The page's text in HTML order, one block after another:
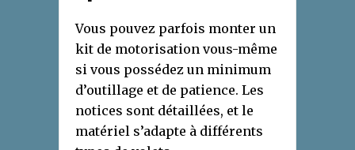
Vous pouvez parfois monter un
kit de motorisation vous-même
si vous possédez un minimum
d’outillage et de patience. Les
notices sont détaillées, et le
matériel s’adapte à différents